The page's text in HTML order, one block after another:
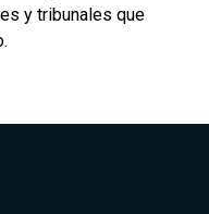
y tribunales que